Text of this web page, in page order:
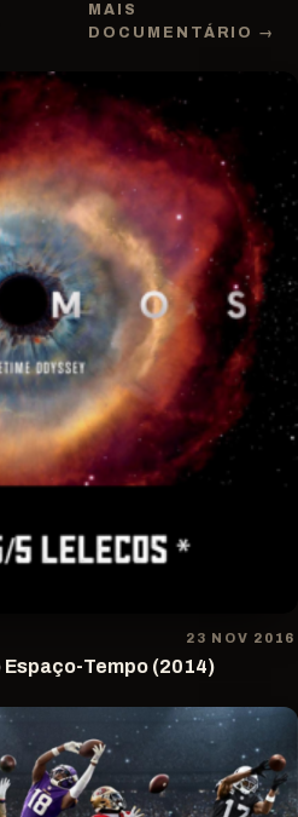
MAIS
DOCUMENTÁRIO →
23 NOV 2016
Espaço-Tempo (2014)